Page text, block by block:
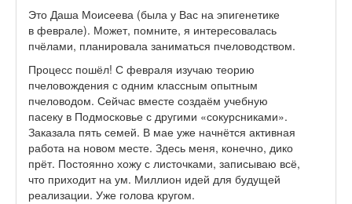
Это Даша Моисеева (была у Вас на эпигенетике
в феврале). Может, помните, я интересовалась
пчёлами, планировала заниматься пчеловодством.
Процесс пошёл! С февраля изучаю теорию
пчеловождения с одним классным опытным
пчеловодом. Сейчас вместе создаём учебную
пасеку в Подмосковье с другими «сокурсниками».
Заказала пять семей. В мае уже начнётся активная
работа на новом месте. Здесь меня, конечно, дико
прёт. Постоянно хожу с листочками, записываю всё,
что приходит на ум. Миллион идей для будущей
реализации. Уже голова кругом.